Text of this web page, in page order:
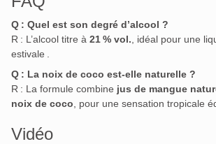
Q : Quel est son degré d’alcool ?
R : L’alcool titre à 21 % vol. , idéal pour une
estivale
Q : La noix de coco est-elle naturelle ?
R : La formule combine jus de mangue
noix de coco , pour une sensation tropicale
Vidéo